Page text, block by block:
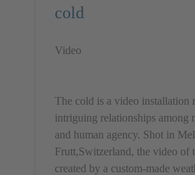
cold
Video
The cold is a video installation
intriguing relationships among
and human agency. Shot in
Frutt,Switzerland, the video of
created by a custom-made